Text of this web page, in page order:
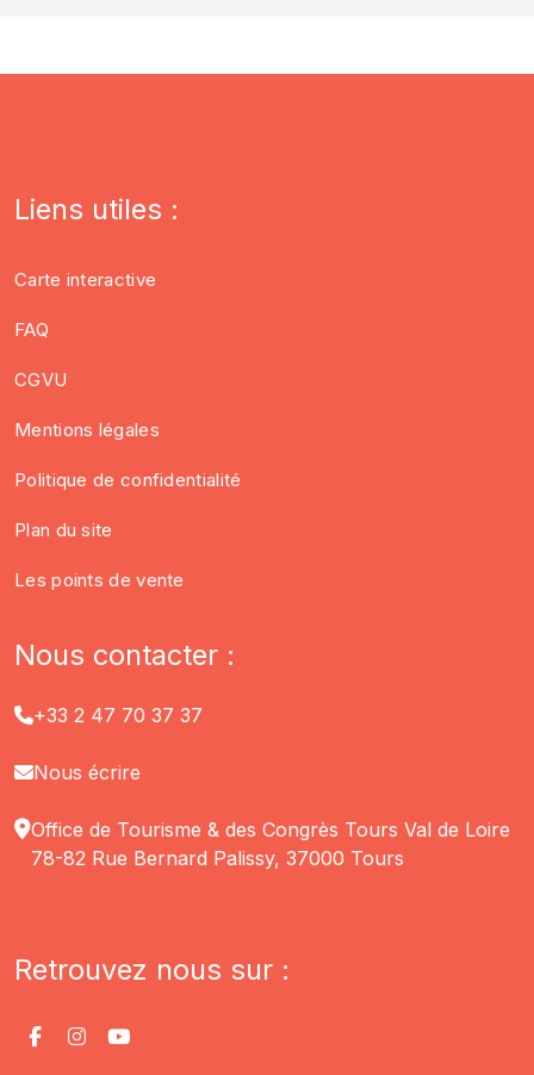
Liens utiles :
Carte interactive
FAQ
CGVU
Mentions légales
Politique de confidentialité
Plan du site
Les points de vente
Nous contacter :
+33 2 47 70 37 37
Nous écrire
Office de Tourisme & des Congrès Tours Val de Loire
78-82 Rue Bernard Palissy, 37000 Tours
Retrouvez nous sur :